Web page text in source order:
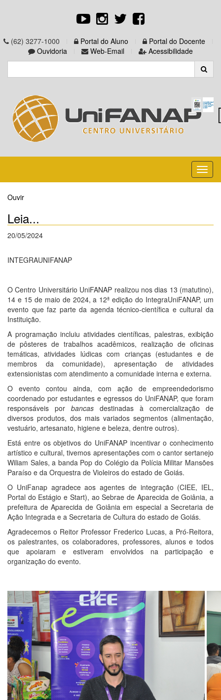
(62) 3277-1000 Portal do Aluno
Portal do Docente
Ouvidoria
Web-Email Acessibilidade
Ouvir
Leia...
20/05/2024
INTEGRAUNIFANAP
O Centro Universitário UniFANAP realizou nos dias 13 (matutino),
14 e 15 de maio de 2024, a 12ª edição do IntegraUniFANAP, um
evento que faz parte da agenda técnico-científica e cultural da
Instituição.
A programação incluiu atividades científicas, palestras, exibição
de pôsteres de trabalhos acadêmicos, realização de oficinas
temáticas, atividades lúdicas com crianças (estudantes e de
membros da comunidade), apresentação de atividades
extensionistas com atendimento a comunidade interna e externa.
O evento contou ainda, com ação de empreendedorismo
coordenado por estudantes e egressos do UniFANAP, que foram
responsáveis por bancas destinadas à comercialização de
diversos produtos, dos mais variados segmentos (alimentação,
vestuário, artesanato, higiene e beleza, dentre outros).
Está entre os objetivos do UniFANAP incentivar o conhecimento
artístico e cultural, tivemos apresentações com o cantor sertanejo
Wiliam Sales, a banda Pop do Colégio da Polícia Militar Mansões
Paraíso e da Orquestra de Violeiros do estado de Goiás.
O UniFanap agradece aos agentes de integração (CIEE, IEL,
Portal do Estágio e Start), ao Sebrae de Aparecida de Goiânia, a
prefeitura de Aparecida de Goiânia em especial a Secretaria de
Ação Integrada e a Secretaria de Cultura do estado de Goiás.
Agradecemos o Reitor Professor Frederico Lucas, a Pró-Reitora,
os palestrantes, os colaboradores, professores, alunos e todos
que apoiaram e estiveram envolvidos na participação e
organização do evento.